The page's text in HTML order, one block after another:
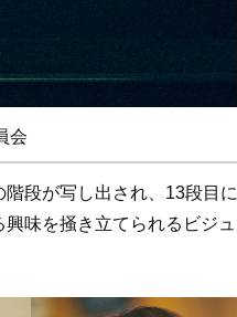
会
段が写し出され、13段目に
味を掻き立てられるビジュ